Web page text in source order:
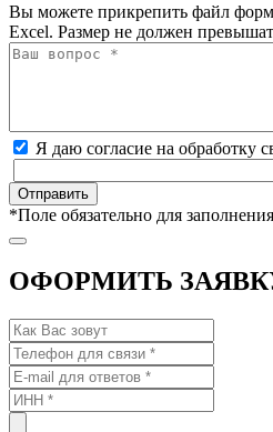
Вы можете прикрепить файл
Excel. Размер не должен
Я даю согласие на обработку
*Поле обязательно для заполнения
ОФОРМИТЬ